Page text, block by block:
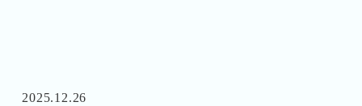
2025.12.26